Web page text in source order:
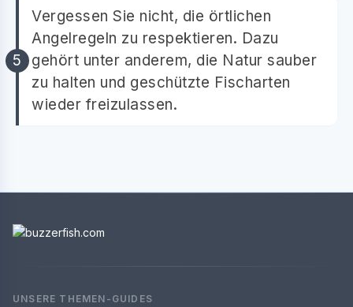
Vergessen Sie nicht, die örtlichen
Angelregeln zu respektieren. Dazu
gehört unter anderem, die Natur sauber
zu halten und geschützte Fischarten
wieder freizulassen.
UNSERE THEMEN-GUIDES